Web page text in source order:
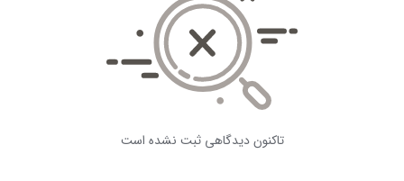
تاکنون دیدگاهی ثبت نشده است